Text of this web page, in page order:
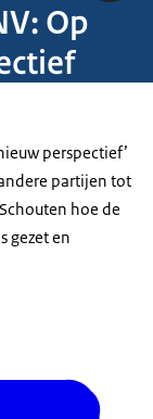
Op
perspectief’
partijen tot
hoe de
gezet en